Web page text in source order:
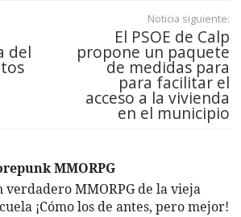
del
Noticia siguiente:
El PSOE de Calp
propone un paquete
de medidas para
para facilitar el
acceso a la vivienda
en el municipio
MMORPG
verdadero MMORPG de la vieja
¡Cómo los de antes, pero mejor!